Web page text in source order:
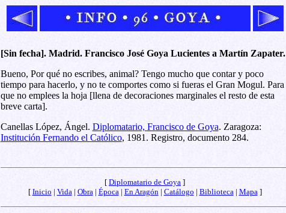
[Sin fecha]. Madrid. Francisco José Goya Lucientes a Martín Zapater.
Bueno, Por qué no escribes, animal? Tengo mucho que contar y poco
tiempo para hacerlo, y no te comportes como si fueras el Gran Mogul. Para
que no emplees la hoja [llena de decoraciones marginales el resto de esta
breve carta].
Canellas López, Ángel. Diplomatario, Francisco de Goya. Zaragoza:
Institución Fernando el Católico, 1981. Registro, documento 284.
[ Diplomatario de Goya ]
[ Inicio | Vida | Obra | Época | En Aragón | Catálogo | Biblioteca | Mapa ]